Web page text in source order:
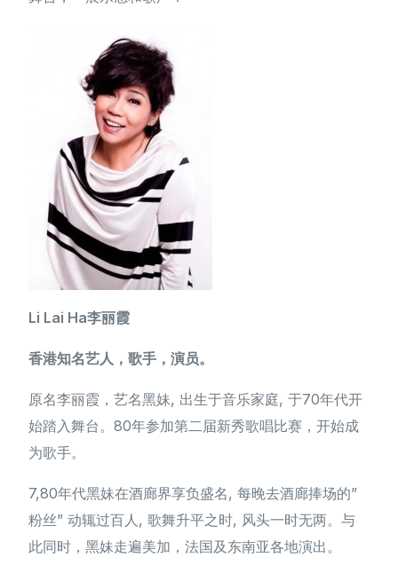
Li Lai Ha李丽霞
香港知名艺人，歌手，演员。
原名李丽霞，艺名黑妹, 出生于音乐家庭, 于70年代开
始踏入舞台。80年参加第二届新秀歌唱比赛，开始成
为歌手。
7,80年代黑妹在酒廊界享负盛名, 每晚去酒廊捧场的”
粉丝” 动辄过百人, 歌舞升平之时, 风头一时无两。与
此同时，黑妹走遍美加，法国及东南亚各地演出。
简体中文